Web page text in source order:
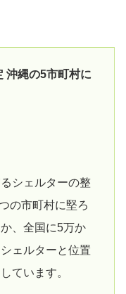
沖縄の5市町村に
シェルターの整
の市町村に堅ろ
、全国に5万か
ェルターと位置
ています。